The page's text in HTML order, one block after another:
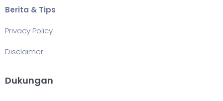
Berita & Tips
Privacy Policy
Disclaimer
Dukungan